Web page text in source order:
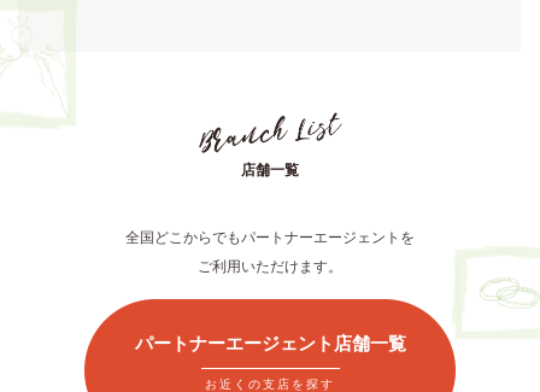
店舗一覧
全国どこからでもパートナーエージェントを
ご利用いただけます。
パートナーエージェント店舗一覧
お近くの支店を探す